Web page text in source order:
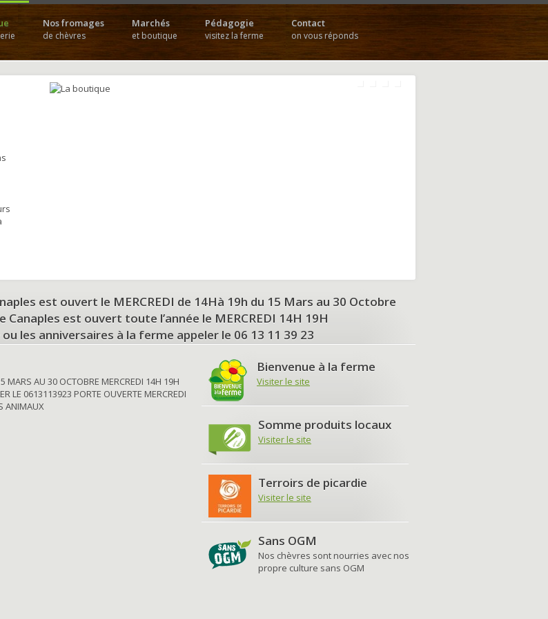
Nos fromages
de chèvres
Marchés
et boutique
Pédagogie
visitez la ferme
Contact
on vous réponds
est ouvert le MERCREDI de 14Hà 19h du 15 Mars au 30 Octobre
Canaples est ouvert toute l’année le MERCREDI 14H 19H
les anniversaires à la ferme appeler le 06 13 11 39 23
MARS AU 30 OCTOBRE MERCREDI 14H 19H
LE 0613113923 PORTE OUVERTE MERCREDI
ANIMAUX
Bienvenue à la ferme
Visiter le site
Somme produits locaux
Visiter le site
Terroirs de picardie
Visiter le site
Sans OGM
Nos chèvres sont nourries avec nos
propre culture sans OGM